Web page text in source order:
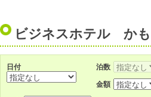
ビジネスホテル か
日付 泊数
金額